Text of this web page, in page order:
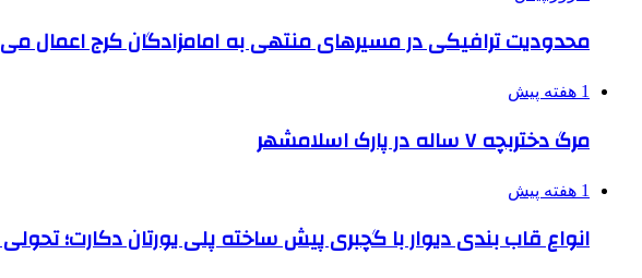
محدودیت ترافیکی در مسیرهای منتهی به امامزادگان کرج اعمال
1 هفته پیش
مرگ دختربچه ۷ ساله در پارک اسلامشهر
1 هفته پیش
انواع قاب بندی دیوار با گچبری پیش ساخته پلی یورتان دکارت؛